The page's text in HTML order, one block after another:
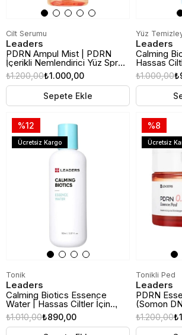
Cilt Serumu
Leaders
PDRN Ampul Mist | PDRN
İçerikli Nemlendirici Yüz Spreyi
| 100ml ₺1.000,00
₺1.200,00
Sepete Ekle
Yüz
Leaders
Calming
Hassas
Yüz
₺1.000,00
Tonik
Leaders
Calming Biotics Essence
Water | Hassas Ciltler İçin
Yatıştırıcı Tonik & Essence |
150ml ₺890,00
₺1.010,00
%12
Ücretsiz Kargo
Tonikli Ped
Leaders
PDRN
(Somon
Tonikli Ped
₺1.200,00
%8
Ücretsiz